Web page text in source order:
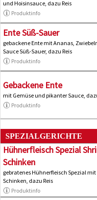
und Hoisinsauce, dazu Reis
Produktinfo
Ente Süß-Sauer
gebackene Ente mit Ananas,
Sauce Süß-Sauer, dazu Reis
Produktinfo
Gebackene Ente
mit Gemüse und pikanter Sauce,
Produktinfo
SPEZIALGERICHTE
Hühnerfleisch Spezial
Schinken
gebratenes Hühnerfleisch Spezial
Schinken, dazu Reis
Produktinfo